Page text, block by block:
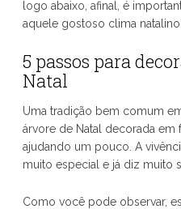
logo abaixo, afinal, é
aquele gostoso clima natalino.
5 passos para
Natal
Uma tradição bem comum
árvore de Natal decorada em
ajudando um pouco. A
muito especial e já diz muito
Como você pode observar,